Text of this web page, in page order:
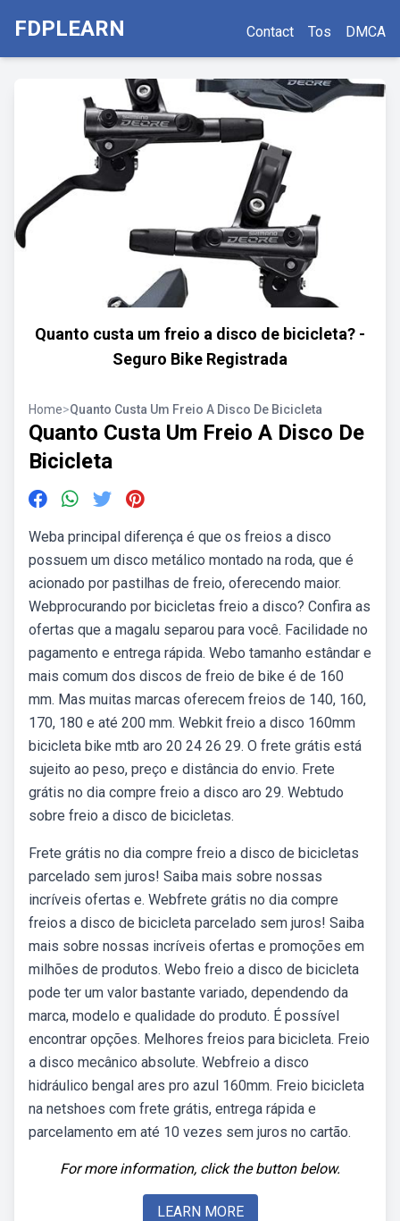
FDPLEARN Contact Tos DMCA
Quanto custa um freio a disco de bicicleta? -
Seguro Bike Registrada
Home>Quanto Custa Um Freio A Disco De Bicicleta
Quanto Custa Um Freio A Disco De
Bicicleta
Weba principal diferença é que os freios a disco
possuem um disco metálico montado na roda, que é
acionado por pastilhas de freio, oferecendo maior.
Webprocurando por bicicletas freio a disco? Confira as
ofertas que a magalu separou para você. Facilidade no
pagamento e entrega rápida. Webo tamanho estândar e
mais comum dos discos de freio de bike é de 160
mm. Mas muitas marcas oferecem freios de 140, 160,
170, 180 e até 200 mm. Webkit freio a disco 160mm
bicicleta bike mtb aro 20 24 26 29. O frete grátis está
sujeito ao peso, preço e distância do envio. Frete
grátis no dia compre freio a disco aro 29. Webtudo
sobre freio a disco de bicicletas.
Frete grátis no dia compre freio a disco de bicicletas
parcelado sem juros! Saiba mais sobre nossas
incríveis ofertas e. Webfrete grátis no dia compre
freios a disco de bicicleta parcelado sem juros! Saiba
mais sobre nossas incríveis ofertas e promoções em
milhões de produtos. Webo freio a disco de bicicleta
pode ter um valor bastante variado, dependendo da
marca, modelo e qualidade do produto. É possível
encontrar opções. Melhores freios para bicicleta. Freio
a disco mecânico absolute. Webfreio a disco
hidráulico bengal ares pro azul 160mm. Freio bicicleta
na netshoes com frete grátis, entrega rápida e
parcelamento em até 10 vezes sem juros no cartão.
For more information, click the button below.
LEARN MORE